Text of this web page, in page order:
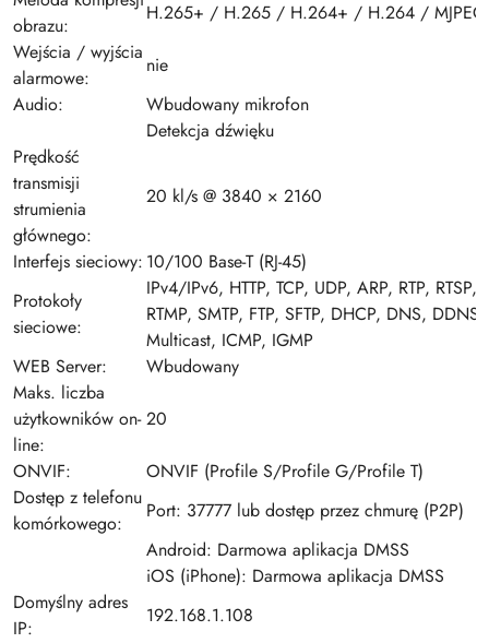
obrazu:
H.265+ / H.265 / H.264+ / H.264 / MJPEG
Wejścia / wyjścia
alarmowe:
nie
Audio:
Wbudowany mikrofon
Detekcja dźwięku
Prędkość
transmisji
strumienia
głównego:
20 kl/s @ 3840 × 2160
Interfejs sieciowy: 10/100 Base-T (RJ-45)
Protokoły
sieciowe:
IPv4/IPv6, HTTP, TCP, UDP, ARP, RTP, RTSP,
RTMP, SMTP, FTP, SFTP, DHCP, DNS,
Multicast, ICMP, IGMP
WEB Server:
Wbudowany
Maks. liczba
użytkowników on-
line:
20
ONVIF:
ONVIF (Profile S/Profile G/Profile T)
Dostęp z telefonu
komórkowego:
Port: 37777 lub dostęp przez chmurę (P2P)
Android: Darmowa aplikacja DMSS
iOS (iPhone): Darmowa aplikacja DMSS
Domyślny adres
IP:
192.168.1.108